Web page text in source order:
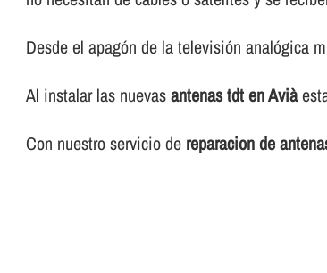
Desde el apagón de la televisión analógica
Al instalar las nuevasantenas tdt en Avià
Con nuestro servicio de reparacion de